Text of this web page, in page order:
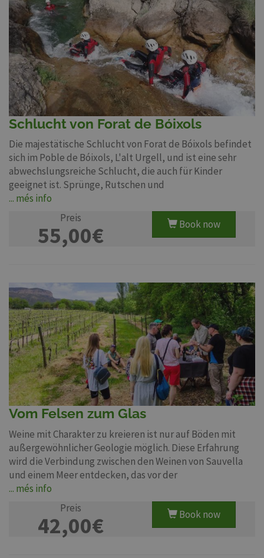
Schlucht von Forat de Bóixols
Die majestätische Schlucht von Forat de Bóixols befindet
sich im Poble de Bóixols, L'alt Urgell, und ist eine sehr
abwechslungsreiche Schlucht, die auch für Kinder
geeignet ist. Sprünge, Rutschen und
... més info
Preis
55,00€ Book now
Vom Felsen zum Glas
Weine mit Charakter zu kreieren ist nur auf Böden mit
außergewöhnlicher Geologie möglich. Diese Erfahrung
wird die Verbindung zwischen den Weinen von Sauvella
und einem Meer entdecken, das vor der
... més info
Preis
42,00€ Book now